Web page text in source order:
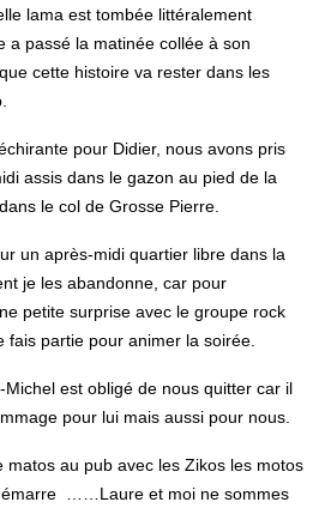
lama est tombée littéralement
a passé la matinée collée à son
cette histoire va rester dans les
pour Didier, nous avons pris
assis dans le gazon au pied de la
le col de Grosse Pierre.
un après-midi quartier libre dans la
je les abandonne, car pour
petite surprise avec le groupe rock
fais partie pour animer la soirée.
est obligé de nous quitter car il
pour lui mais aussi pour nous.
matos au pub avec les Zikos les motos
……Laure et moi ne sommes